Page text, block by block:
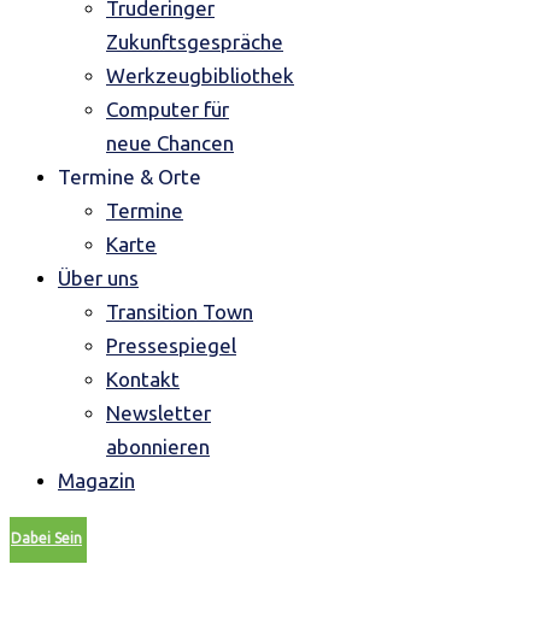
Truderinger
Zukunftsgespräche
Werkzeugbibliothek
Computer für
neue Chancen
Termine & Orte
Termine
Karte
Über uns
Transition Town
Pressespiegel
Kontakt
Newsletter
abonnieren
Magazin
Dabei Sein